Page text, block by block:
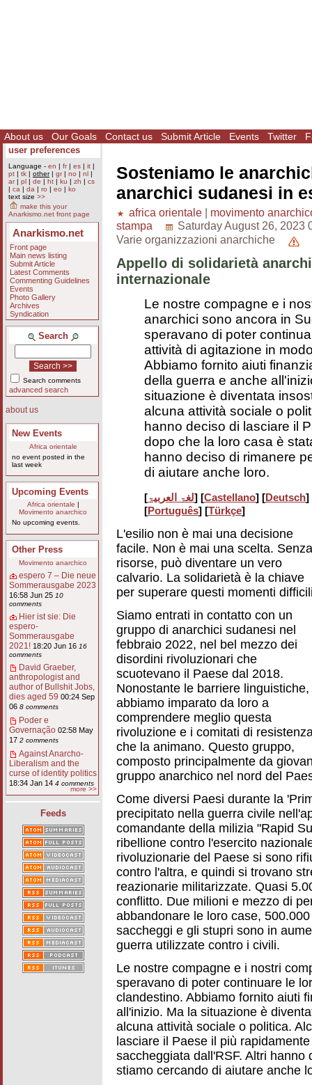
About us Our Goals Contact us Submit Article Events Twitter
user preferences
Language - en | fr| es | it |
pt | tk | other| gr| no | nl |
ar| pl | de | ht | ku | zh | cs
| ca | da | ro | eo | ko
text size >>
make this your
Anarkismo.net front page
Anarkismo.net
Front page
Main news listing
Submit Article
Latest Comments
Commenting Guidelines
Events
Photo Gallery
Archives
Syndication
Search
Search comments
advanced search
about us
New Events
Africa orientale
no event posted in the
last week
Upcoming Events
Africa orientale
Movimento anarchico
No upcoming events.
Other Press
Movimento anarchico
espero 7 – Die neue
Sommerausgabe 2023
16:58 Jun 25 10
comments
Hier ist sie: Die
espero-
Sommerausgabe
2021! 18:20 Jun 16 16
comments
David Graeber,
anthropologist and
author of Bullshit Jobs,
dies aged 59 00:24 Sep
06 8 comments
Poder e
Governação 02:58 May
17 2 comments
Against Anarcho-
Liberalism and the
curse of identity politics
18:34 Jan 14 4 comments
more >>
Feeds
Sosteniamo le
anarchici sudanesi in
africa orientale | movimento
stampa
Saturday August 26, 2023
Varie organizzazioni anarchiche
Appello di solidarietà
internazionale
Le nostre compagne e i
anarchici sono ancora in
speravano di poter
attività di agitazione in
Abbiamo fornito aiuti
della guerra e anche
situazione è diventata
alcuna attività sociale o
hanno deciso di lasciare il
dopo che la loro casa è
hanno deciso di rimanere
di aiutare anche loro.
[لغۃ العربیۃ] [Castellano] [Deutsch]
[Português] [Türkçe]
L'esilio non è mai una decisione
facile. Non è mai una scelta. Senza
risorse, può diventare un vero
calvario. La solidarietà è la chiave
per superare questi momenti
Siamo entrati in contatto con un
gruppo di anarchici sudanesi nel
febbraio 2022, nel bel mezzo dei
disordini rivoluzionari che
scuotevano il Paese dal 2018.
Nonostante le barriere linguistiche,
abbiamo imparato da loro a
comprendere meglio questa
rivoluzione e i comitati di
che la animano. Questo gruppo,
composto principalmente da
gruppo anarchico nel nord del
Come diversi Paesi durante la
precipitato nella guerra civile
comandante della milizia "Rapid
ribellione contro l'esercito
rivoluzionarie del Paese si sono
contro l'altra, e quindi si trovano
reazionarie militarizzate. Quasi
conflitto. Due milioni e mezzo di
abbandonare le loro case,
saccheggi e gli stupri sono in
guerra utilizzate contro i civili.
Le nostre compagne e i nostri
speravano di poter continuare le
clandestino. Abbiamo fornito aiuti
all'inizio. Ma la situazione è
alcuna attività sociale o politica.
lasciare il Paese il più
saccheggiata dall'RSF. Altri
stiamo cercando di aiutare anche